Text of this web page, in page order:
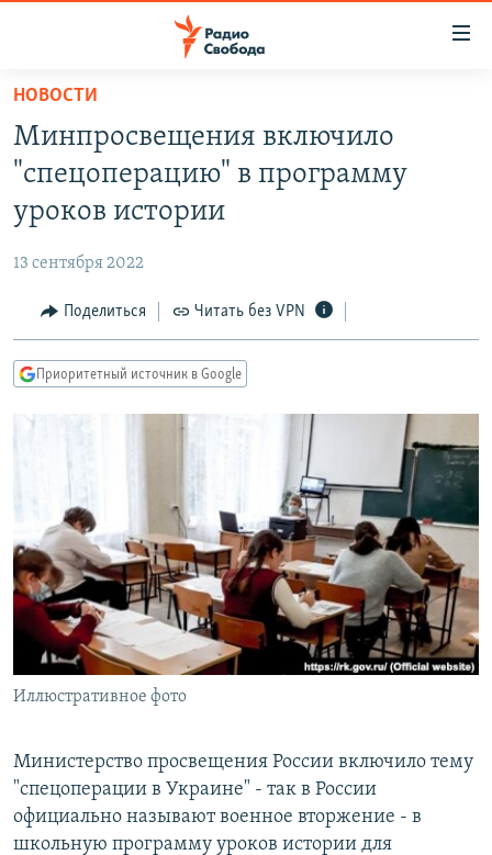
упрощенного
доступа
Вернуться
основному
Вернутся
Вернутся
ПОДКАСТЫ
АВТОРСКИЕ ПРОЕКТЫ
МНЕНИЯ
КУЛЬТУРА
КАВКАЗ.РЕАЛИИ
СЕВЕР.РЕАЛИИ
СИБИРЬ.РЕАЛИИ
РАСПИСАНИЕ ВЕЩАНИЯ
ПОДПИШИТЕСЬ НА РАССЫЛКУ
СОЦИАЛЬНЫЕ СЕТИ
Все сайты РСЕ/РС
НОВОСТИ
Минпросвещения включило
"спецоперацию" в программу
уроков истории
13 сентября 2022
Поделиться Читать без VPN
Приоритетный источник в Google
Иллюстративное фото
Министерство просвещения России включило тему
"спецоперации в Украине" - так в России
официально называют военное вторжение - в
школьную программу уроков истории для